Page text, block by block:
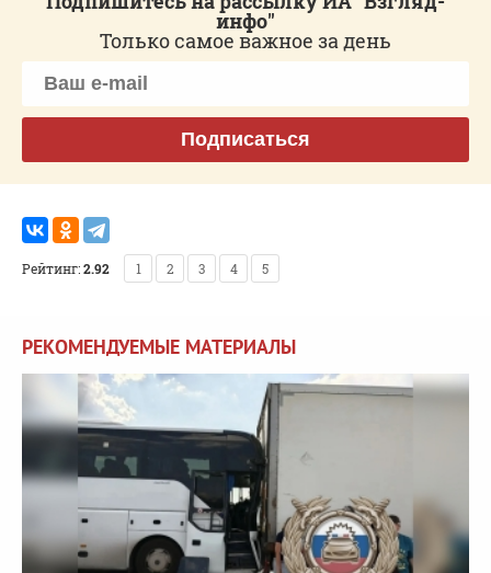
инфо"
Только самое важное за день
Подписаться
Рейтинг:2.92 1 2 3 4 5
РЕКОМЕНДУЕМЫЕ МАТЕРИАЛЫ